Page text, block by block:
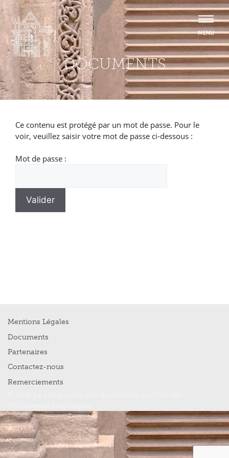
DOCUMENTS
Ce contenu est protégé par un mot de passe. Pour le
voir, veuillez saisir votre mot de passe ci-dessous :
Mot de passe :
Mentions Légales
Documents
Partenaires
Contactez-nous
Remerciements